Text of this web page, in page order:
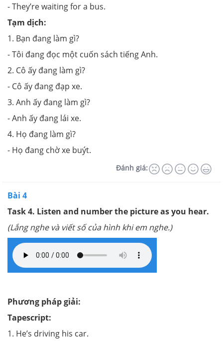
- They’re waiting for a bus.
Tạm dịch:
1. Bạn đang làm gì?
- Tôi đang đọc một cuốn sách tiếng Anh.
2. Cô ấy đang làm gì?
- Cô ấy đang đạp xe.
3. Anh ấy đang làm gì?
- Anh ấy đang lái xe.
4. Họ đang làm gì?
- Họ đang chờ xe buýt.
Đánh giá:
Bài 4
Task 4. Listen and number the picture as you hear.
(Lắng nghe và viết số của hình khi em nghe.)
Phương pháp giải:
Tapescript:
1. He’s driving his car.